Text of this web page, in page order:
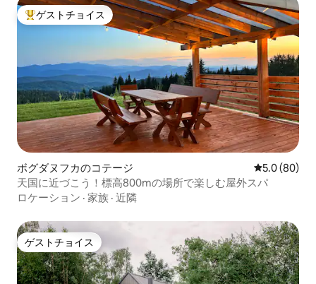
大好評のゲストチョイスです。
ゲストチョイス
ボグダヌフカのコテージ レビュー80
5.0 (80)
天国に近づこう！標高800mの場所で楽しむ屋外スパ
ロケーション · 家族 · 近隣
ゲストチョイス
ゲストチョイス